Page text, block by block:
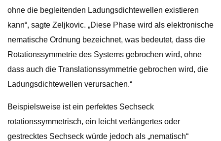
ohne die begleitenden Ladungsdichtewellen existieren
kann“, sagte Zeljkovic. „Diese Phase wird als elektronische
nematische Ordnung bezeichnet, was bedeutet, dass die
Rotationssymmetrie des Systems gebrochen wird, ohne
dass auch die Translationssymmetrie gebrochen wird, die
Ladungsdichtewellen verursachen.“
Beispielsweise ist ein perfektes Sechseck
rotationssymmetrisch, ein leicht verlängertes oder
gestrecktes Sechseck würde jedoch als „nematisch“